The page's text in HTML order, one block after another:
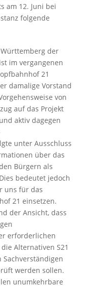
am 12. Juni bei
folgende
der
im vergangenen
21
damalige Vorstand
von
auf das Projekt
aktiv dagegen
unter Ausschluss
über das
Bürgern als
bedeutet jedoch
uns für das
21 einsetzen.
der Ansicht, dass
erforderlichen
Alternativen S21
Sachverständigen
werden sollen.
unumkehrbare